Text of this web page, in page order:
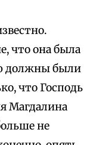
что она была
должны были
что Господь
Магдалина
не